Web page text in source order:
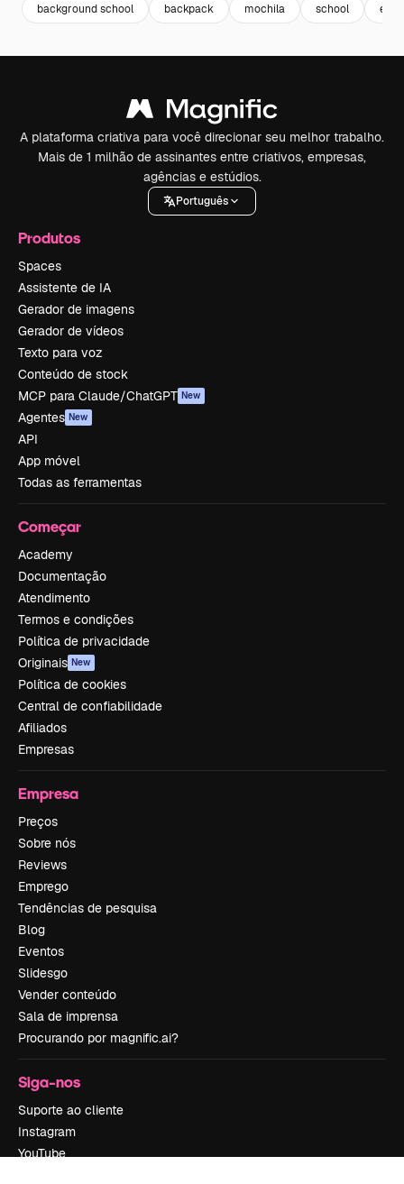
background school backpack mochila school
A plataforma criativa para você direcionar seu melhor trabalho.
Mais de 1 milhão de assinantes entre criativos, empresas,
agências e estúdios.
Português
Produtos
Spaces
Assistente de IA
Gerador de imagens
Gerador de vídeos
Texto para voz
Conteúdo de stock
MCP para Claude/ChatGPT New
Agentes New
API
App móvel
Todas as ferramentas
Começar
Academy
Documentação
Atendimento
Termos e condições
Política de privacidade
Originais New
Política de cookies
Central de confiabilidade
Afiliados
Empresas
Empresa
Preços
Sobre nós
Reviews
Emprego
Tendências de pesquisa
Blog
Eventos
Slidesgo
Vender conteúdo
Sala de imprensa
Procurando por magnific.ai?
Siga-nos
Suporte ao cliente
Instagram
YouTube